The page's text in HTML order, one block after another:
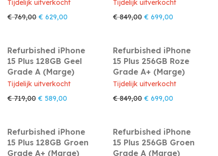
Tijdelijk uitverkocht
€769,00 Oorspronkelijke prijs was: € 769,00.
€ 629,00 Huidige prijs is: € 629,00.
Tijdelijk uitverkocht
€849,00 Oorspronkelijke prijs
€ 699,00
Refurbished iPhone
15 Plus 128GB Geel
Grade A (Marge)
Tijdelijk uitverkocht
€719,00 Oorspronkelijke prijs was: € 719,00.
€ 589,00 Huidige prijs is: € 589,00.
Refurbished iPhone
15 Plus 256GB Roze
Grade A+ (Marge)
Tijdelijk uitverkocht
€849,00 Oorspronkelijke prijs
€ 699,00
Refurbished iPhone
15 Plus 128GB Groen
Grade A+ (Marge)
Refurbished iPhone
15 Plus 256GB Groen
Grade A (Marge)